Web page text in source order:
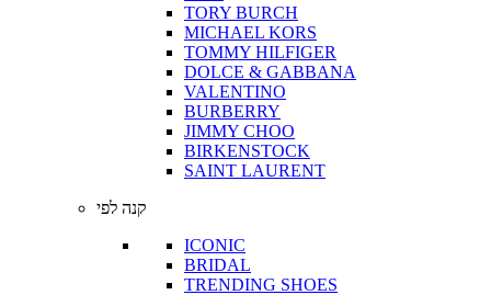
TORY BURCH
MICHAEL KORS
TOMMY HILFIGER
DOLCE & GABBANA
VALENTINO
BURBERRY
JIMMY CHOO
BIRKENSTOCK
SAINT LAURENT
קנה לפי
ICONIC
BRIDAL
TRENDING SHOES